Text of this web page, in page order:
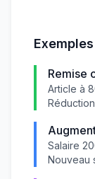
Remise
Article à
Salaire
Nouveau